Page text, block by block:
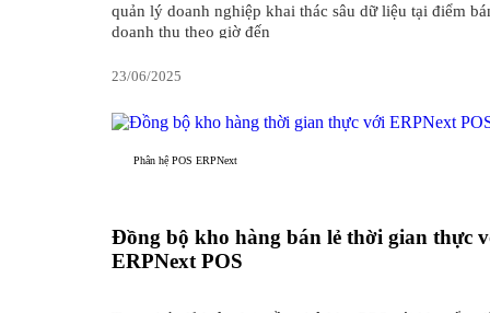
quản lý doanh nghiệp khai thác sâu dữ liệu tại điểm
doanh thu theo giờ đến
23/06/2025
Phân hệ POS ERPNext
Đồng bộ kho hàng bán lẻ thời gian thực
ERPNext POS